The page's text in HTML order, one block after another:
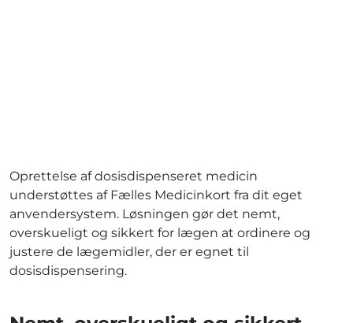
Oprettelse af dosisdispenseret medicin
understøttes af Fælles Medicinkort fra dit eget
anvendersystem. Løsningen gør det nemt,
overskueligt og sikkert for lægen at ordinere og
justere de lægemidler, der er egnet til
dosisdispensering.